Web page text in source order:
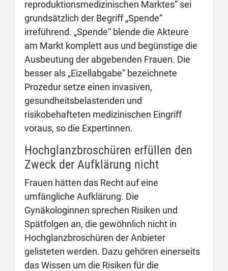
reproduktionsmedizinischen Marktes“ sei
grundsätzlich der Begriff „Spende“
irreführend. „Spende“ blende die Akteure
am Markt komplett aus und begünstige die
Ausbeutung der abgebenden Frauen. Die
besser als „Eizellabgabe“ bezeichnete
Prozedur setze einen invasiven,
gesundheitsbelastenden und
risikobehafteten medizinischen Eingriff
voraus, so die Expertinnen.
Hochglanzbroschüren erfüllen den
Zweck der Aufklärung nicht
Frauen hätten das Recht auf eine
umfängliche Aufklärung. Die
Gynäkologinnen sprechen Risiken und
Spätfolgen an, die gewöhnlich nicht in
Hochglanzbroschüren der Anbieter
gelisteten werden. Dazu gehören einerseits
das Wissen um die Risiken für die